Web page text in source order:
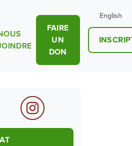
English
FAIRE
UN
DON